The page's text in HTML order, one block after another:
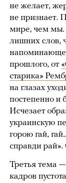
не желает,
не признает.
мире, чем мы.
лишних слов,
прошлого, от
старика»
на глазах
постепенно и
Исчезает
украинскую
горою гай,
справди
Третья тема
кадров